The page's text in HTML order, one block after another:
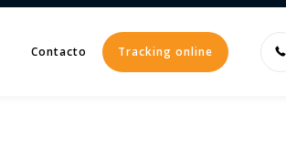
Contacto Tracking online